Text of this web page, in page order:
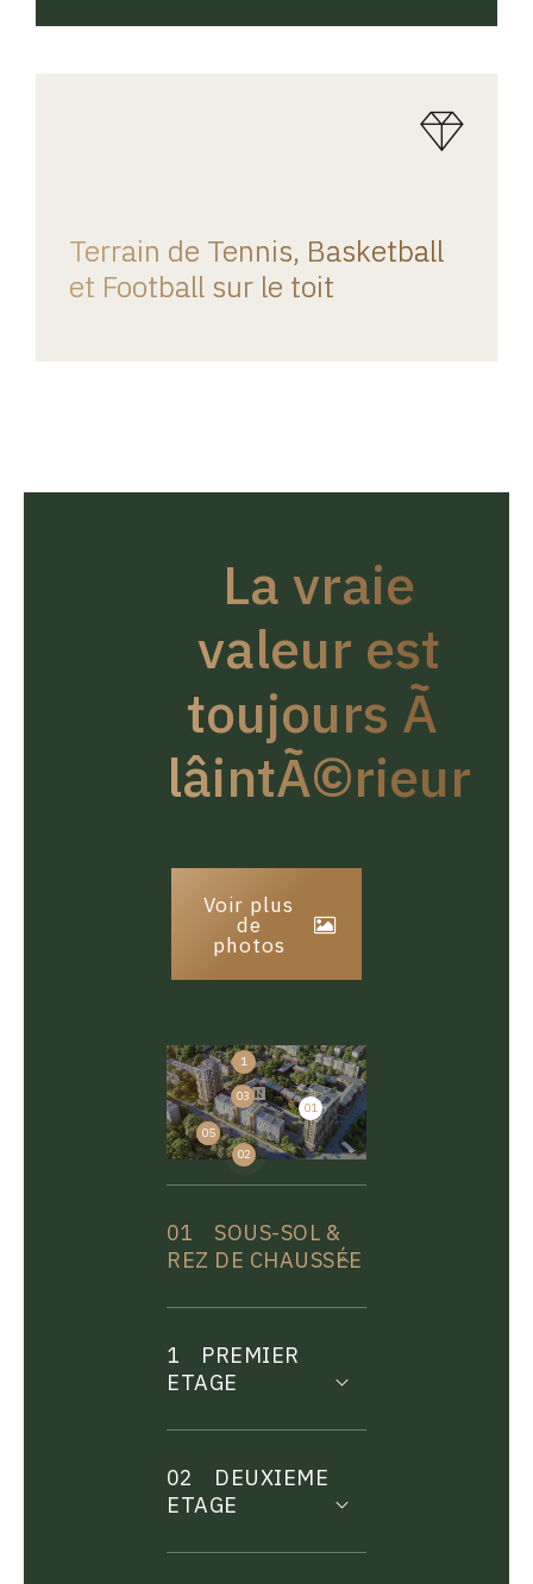
Terrain de Tennis, Basketball
et Football sur le toit
La vraie
valeur est
toujours Ã
lâintÃ©rieur
Voir plus
de
photos
01
1
02
03
04
05
01
SOUS-SOL &
REZ DE CHAUSSÉE
1
PREMIER
ETAGE
02
DEUXIEME
ETAGE